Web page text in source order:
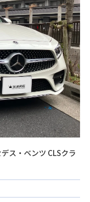
ス・ベンツ CLSクラ